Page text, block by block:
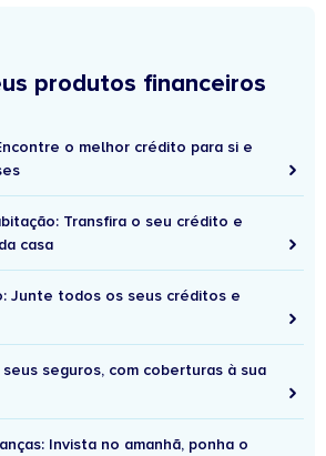
produtos financeiros
o melhor crédito para si e
Transfira o seu crédito e
casa
Junte todos os seus créditos e
seguros, com coberturas à sua
Invista no amanhã, ponha o